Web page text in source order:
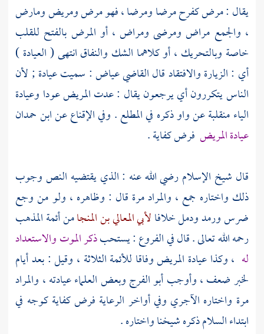
يقال : مرض كفرح مرضا ومرضا ، فهو مرض ومريض ومارض
، والجمع مراض ومرضى ومراض ، أو المرض بالفتح للقلب
خاصة وبالتحريك ، أو كلاهما الشك والنفاق انتهى ( العيادة )
أي : الزيارة والافتقاد قال القاضيعياض: سميت عيادة ; لأن
الناس يتكررون أي يرجعون يقال : عدت المريض عودا وعيادة
الياء منقلبة عن واو ذكره في المطلع . وفي الإقناع عنابن حمدان
عيادة المريض فرض كفاية .
قال شيخ الإسلامرضي الله عنه : الذي يقتضيه النص وجوب
ذلك واختاره جمع ، والمراد مرة قال : وظاهره ، ولو من وجع
ضرس ورمد ودمل خلافالأبي المعالي بن المنجامن أئمة المذهب
رحمه الله تعالى . قال في الفروع : يستحبذكر الموت والاستعداد
له ، وكذا عيادة المريض وفاقا للأئمة الثلاثة ، وقيل : بعد أيام
لخبر ضعف ، وأوجبأبو الفرجوبعض العلماء عيادته ، والمراد
مرة واختاره الآجري وفي أواخر الرعاية فرض كفاية كوجه في
ابتداء السلام ذكره شيخنا واختاره .